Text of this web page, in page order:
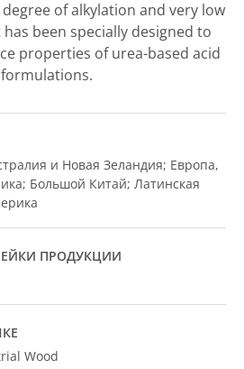
of alkylation and very low
been specially designed to
properties of urea-based acid
и Новая Зеландия; Европа,
Большой Китай; Латинская
ПРОДУКЦИИ
Wood